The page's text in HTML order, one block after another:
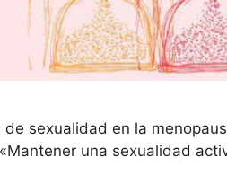
de sexualidad en la
una sexualidad